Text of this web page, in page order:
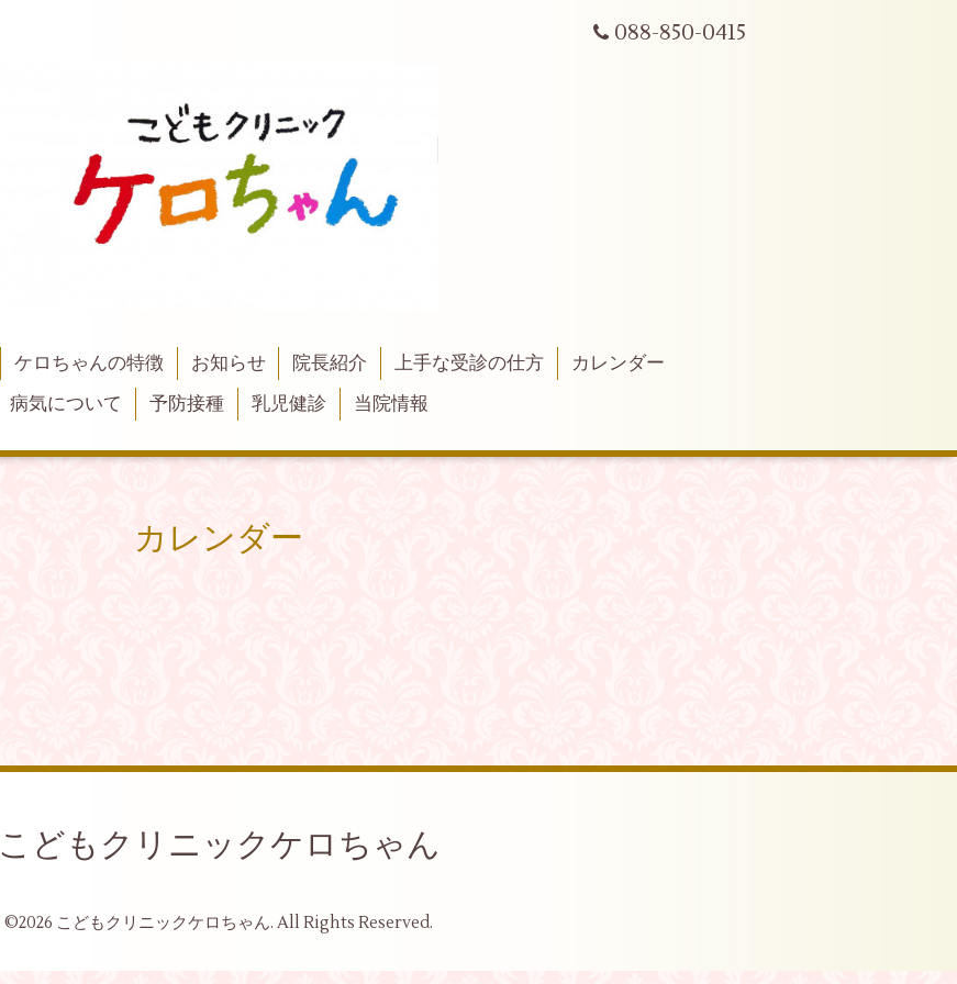
088-850-0415
ケロちゃんの特徴 お知らせ 院長紹介 上手な受診の仕方
カレンダー
病気について
予防接種 乳児健診 当院情報
カレンダー
こどもクリニックケロちゃん
©2026 こどもクリニックケロちゃん. All Rights Reserved.